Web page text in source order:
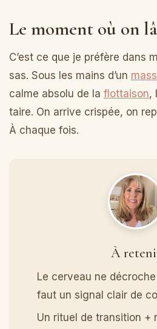
Le moment où on
C’est ce que je préfère dans
sas. Sous les mains d’un
calme absolu de la flottaison,
taire. On arrive crispée, on
À chaque fois.
À
Le cerveau ne
faut un signal clair de
Un rituel de transition +